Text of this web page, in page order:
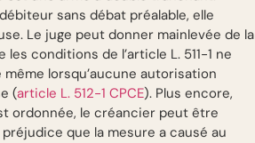
sans débat préalable, elle
Le juge peut donner mainlevée de la
les conditions de l’article L. 511-1 ne
lorsqu’aucune autorisation
(article L. 512-1 CPCE). Plus encore,
ordonnée, le créancier peut être
que la mesure a causé au